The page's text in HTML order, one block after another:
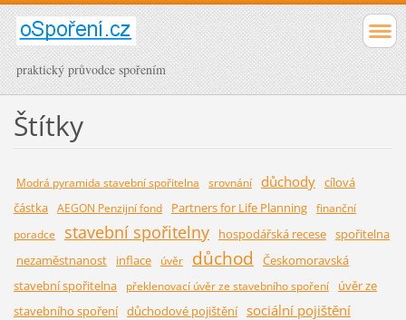
praktický průvodce spořením
Štítky
Modrá pyramida stavební spořitelna srovnání důchody cílová
částka AEGON Penzijní fond Partners for Life Planning finanční
poradce
stavební spořitelny hospodářská recese spořitelna
nezaměstnanost
inflace úvěr důchod
Českomoravská
stavební spořitelna
překlenovací úvěr ze stavebního spoření
úvěr ze
stavebního spoření důchodové pojištění sociální pojištění